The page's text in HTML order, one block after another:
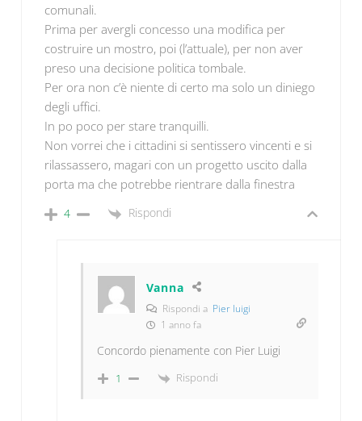
comunali.
Prima per avergli concesso una modifica per
costruire un mostro, poi (l’attuale), per non aver
preso una decisione politica tombale.
Per ora non c’è niente di certo ma solo un diniego
degli uffici.
In po poco per stare tranquilli.
Non vorrei che i cittadini si sentissero vincenti e si
rilassassero, magari con un progetto uscito dalla
porta ma che potrebbe rientrare dalla finestra
4 Rispondi
Vanna
Rispondi a Pier luigi
1 anno fa
Concordo pienamente con Pier Luigi
1 Rispondi